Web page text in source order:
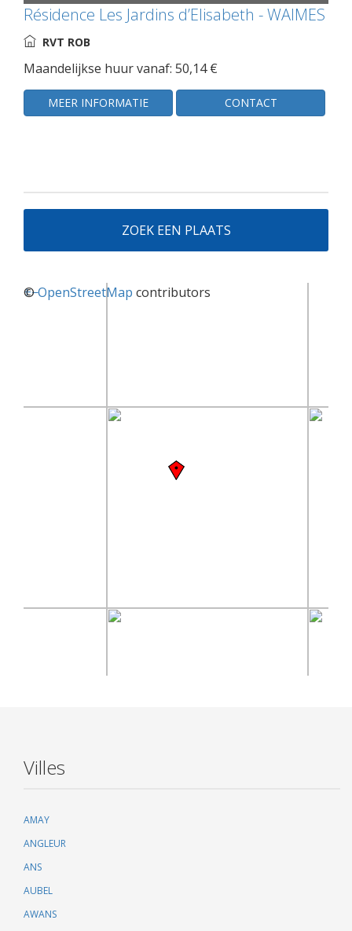
Résidence Les Jardins d’Elisabeth - WAIMES
RVT ROB
Maandelijkse huur vanaf: 50,14 €
MEER INFORMATIE CONTACT
ZOEK EEN PLAATS
+−
©OpenStreetMap contributors
Villes
AMAY
ANGLEUR
ANS
AUBEL
AWANS